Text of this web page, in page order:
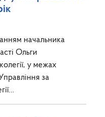
начальника
Ольги
у межах
за